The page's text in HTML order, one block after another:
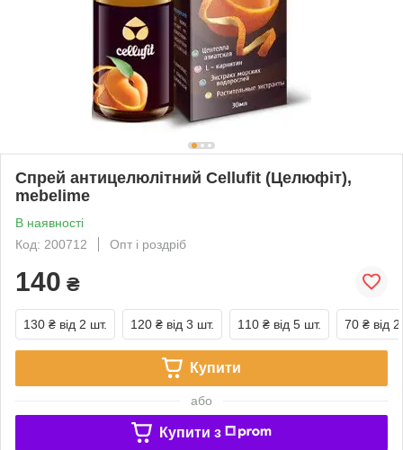
Спрей антицелюлітний Cellufit (Целюфіт),
mebelime
В наявності
Код: 200712
Опт і роздріб
140 ₴
130 ₴ від 2 шт. 120 ₴ від 3 шт. 110 ₴ від 5 шт. 70 ₴ від
Купити
або
Купити з